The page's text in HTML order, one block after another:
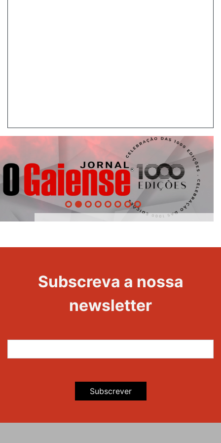
Evento
Subscreva a nossa
newsletter
Subscrever